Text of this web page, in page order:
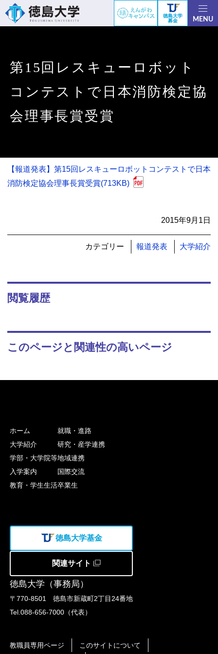
徳島大学
募金
MENU
第15回レスキューロボット
コンテストで日本消防検定協
会理事長賞受賞
【報道発表】第15回レスキューロボットコンテストで日本
消防検定協会理事長賞受賞(713KB)
2015年9月1日
カテゴリー 報道発表 大学紹介
閲覧履歴
このページと関連性の高いページ
徳島大学（事務局）
〒770-8501 徳島市新蔵町2丁目24番地
Tel.088-656-7000（代表）
ホーム
大学紹介
学部・大学院等
入学案内
教育・学生生活
就職・進路
研究・産学連携
地域連携
国際交流
卒業生
徳島大学基金
関連サイト
教職員専用ページ このサイトについて